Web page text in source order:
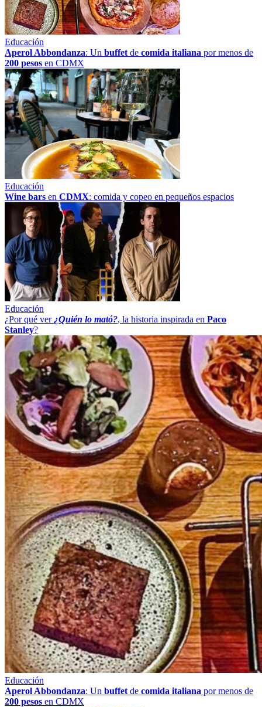
Educación
Aperol Abbondanza: Un buffet de comida italiana por menos de
200 pesos en CDMX
Educación
Wine bars en CDMX: comida y copeo en pequeños espacios
Educación
¿Por qué ver ¿Quién lo mató?, la historia inspirada en Paco
Stanley?
Educación
Aperol Abbondanza: Un buffet de comida italiana por menos de
200 pesos en CDMX